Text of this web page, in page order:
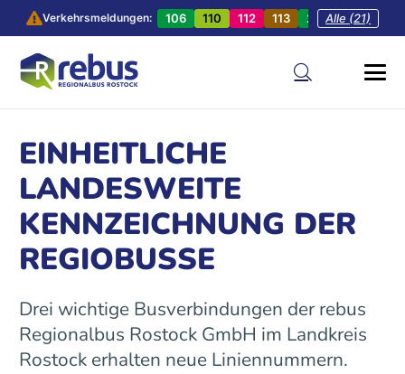
Verkehrsmeldungen: 106 110 112 113 201 202
Alle (21)
EINHEITLICHE
LANDESWEITE
KENNZEICHNUNG DER
REGIOBUSSE
Drei wichtige Busverbindungen der rebus
Regionalbus Rostock GmbH im Landkreis
Rostock erhalten neue Liniennummern.